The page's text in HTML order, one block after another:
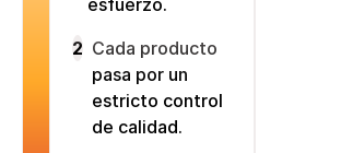
esfuerzo.
2 Cada producto
pasa por un
estricto control
de calidad.